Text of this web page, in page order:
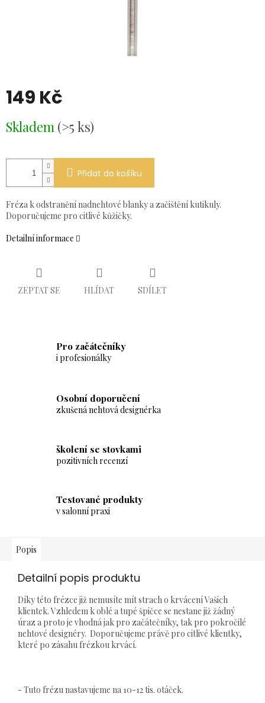
149 Kč
cena:
Skladem (>5 ks)
Přidat do košíku
Fréza k odstranění nadnehtové blanky a začištění kutikuly.
Doporučujeme pro citlivé kůžičky.
Detailní informace
ZEPTAT SE HLÍDAT SDÍLET
Pro začátečníky
i profesionálky
Osobní doporučení
zkušená nehtová designérka
školení se stovkami
pozitivních recenzí
Testované produkty
v salonní praxi
Popis
Detailní popis produktu
Díky této frézce již nemusíte mít strach o krvácení Vašich
klientek. Vzhledem k oblé a tupé špičce se nestane již žádný
úraz a proto je vhodná jak pro začátečníky, tak pro pokročilé
nehtové designéry. Doporučujeme právě pro citlivé klientky,
které po zásahu frézkou krvácí.
- Tuto frézu nastavujeme na 10-12 tis. otáček.